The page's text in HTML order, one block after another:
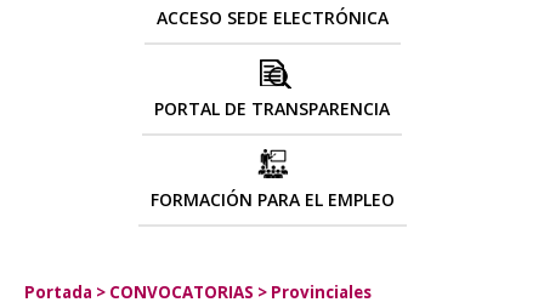
ACCESO SEDE ELECTRÓNICA
PORTAL DE TRANSPARENCIA
FORMACIÓN PARA EL EMPLEO
Portada > CONVOCATORIAS > Provinciales